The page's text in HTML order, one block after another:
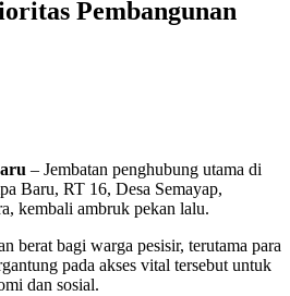
Pembangunan
– Jembatan penghubung utama di
Baru, RT 16, Desa Semayap,
kembali ambruk pekan lalu.
berat bagi warga pesisir, terutama para
pada akses vital tersebut untuk
dan sosial.